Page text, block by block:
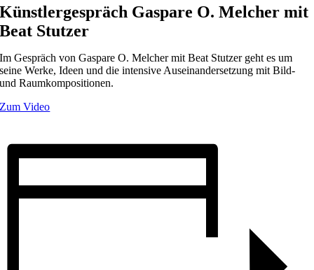
Künstlergespräch Gaspare O. Melcher mit
Beat Stutzer
Im Gespräch von Gaspare O. Melcher mit Beat Stutzer geht es um
seine Werke, Ideen und die intensive Auseinandersetzung mit Bild-
und Raumkompositionen.
Zum Video